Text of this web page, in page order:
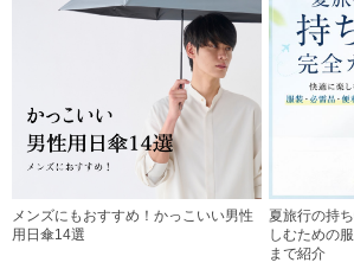
メンズにもおすすめ！かっこいい男性
用日傘14選
夏旅行の持
しむための
まで紹介